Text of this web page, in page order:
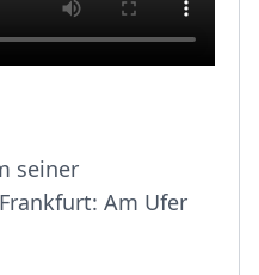
seiner
Am Ufer